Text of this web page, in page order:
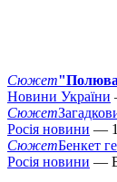
Сюжет
Новини України
Сюжет
Росія новини —
СюжетБенкет
Росія новини —